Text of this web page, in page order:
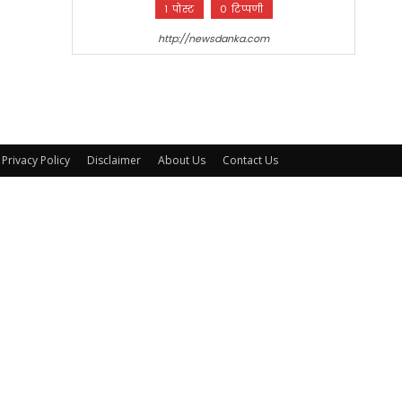
1 पोस्ट 0 टिप्पणी
http://newsdanka.com
Privacy Policy Disclaimer About Us Contact Us